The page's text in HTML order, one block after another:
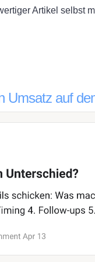
Artikel selbst
Umsatz auf